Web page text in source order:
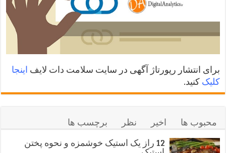
برای انتشار رپورتاژ آگهی در سایت سلامت دات لایف اینجا
کلیک کنید.
محبوب ها اخیر نظر
برچسب ها
12 راز یک استیک خوشمزه و نحوه پختن